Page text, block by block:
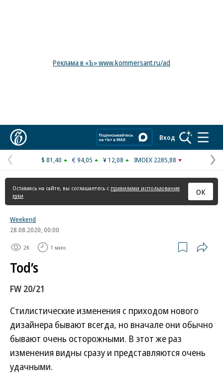
Реклама в «Ъ» www.kommersant.ru/ad
Вход
Предыдущая
страница
$ 81,40 € 94,05 ¥ 12,08 IMOEX 2285,88
Оставаясь на сайте, вы соглашаетесь с правилами использования
куки
ОК
Weekend
28.08.2020, 00:00
2K 1 мин.
Tod’s
FW 20/21
Стилистические изменения с приходом нового
дизайнера бывают всегда, но вначале они обычно
бывают очень осторожными. В этот же раз
изменения видны сразу и представляются очень
удачными.